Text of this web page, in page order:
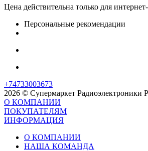
Цена действительна только для
Персональные рекомендации
+74733003673
2026 © Супермаркет
О КОМПАНИИ
ПОКУПАТЕЛЯМ
ИНФОРМАЦИЯ
О КОМПАНИИ
НАША КОМАНДА